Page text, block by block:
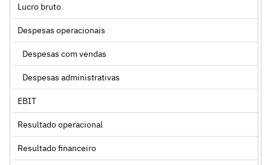
Lucro bruto
Despesas operacionais
Despesas com vendas
Despesas administrativas
EBIT
Resultado operacional
Resultado financeiro